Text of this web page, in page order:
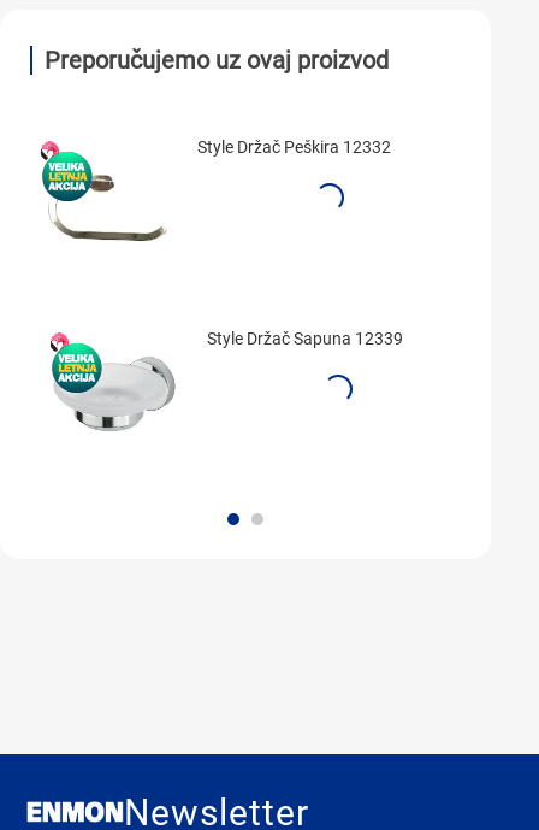
Preporučujemo uz ovaj proizvod
Style Držač Peškira 12332
Style Držač Sapuna 12339
Newsletter